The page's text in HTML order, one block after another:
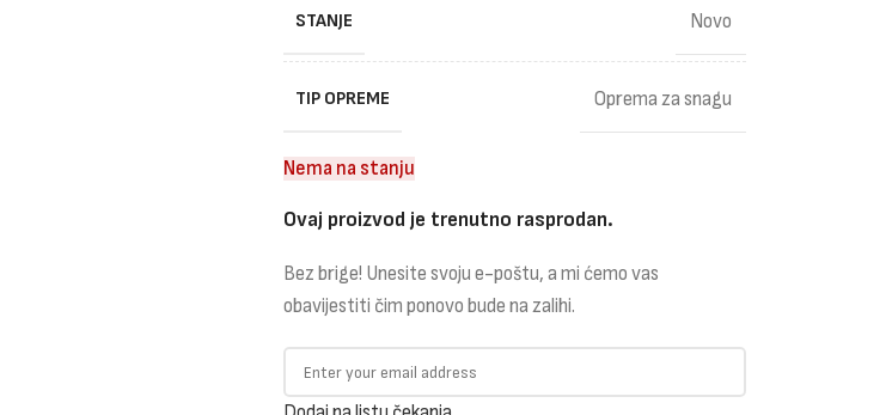
STANJE Novo
TIP OPREME Oprema za snagu
Nema na stanju
Ovaj proizvod je trenutno rasprodan.
Bez brige! Unesite svoju e-poštu, a mi ćemo vas
obavijestiti čim ponovo bude na zalihi.